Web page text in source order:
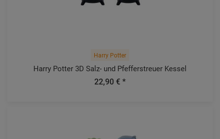
Harry Potter
Harry Potter 3D Salz- und Pfefferstreuer Kessel
22,90 € *